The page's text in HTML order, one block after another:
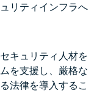
リティインフラへ
キュリティ人材を
を支援し、厳格な
法律を導入するこ